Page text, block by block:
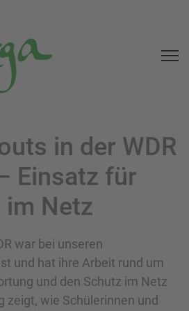
in der WDR
Einsatz für
im Netz
war bei unseren
und hat ihre Arbeit rund um
und den Schutz im Netz
zeigt, wie Schülerinnen und